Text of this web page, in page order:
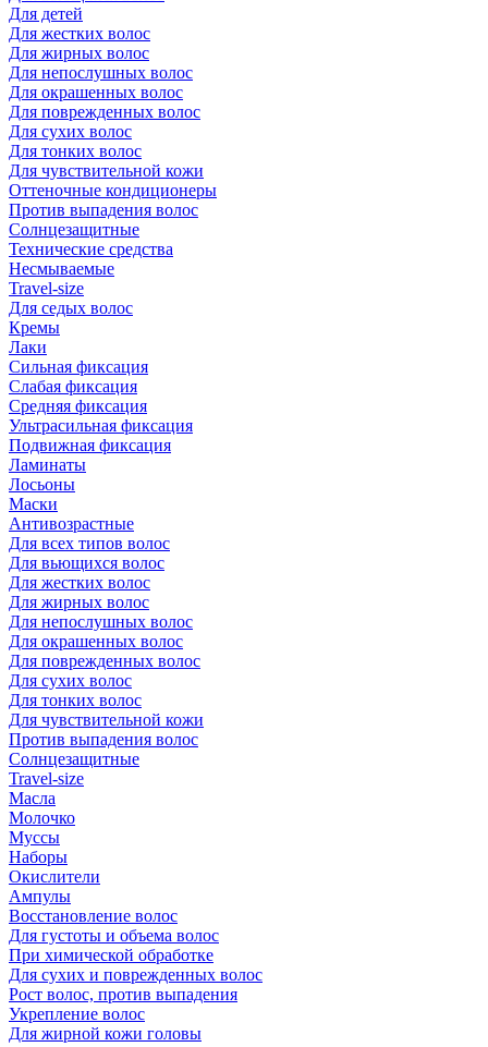
Для детей
Для жестких волос
Для жирных волос
Для непослушных волос
Для окрашенных волос
Для поврежденных волос
Для сухих волос
Для тонких волос
Для чувствительной кожи
Оттеночные кондиционеры
Против выпадения волос
Солнцезащитные
Технические средства
Несмываемые
Travel-size
Для седых волос
Кремы
Лаки
Сильная фиксация
Слабая фиксация
Средняя фиксация
Ультрасильная фиксация
Подвижная фиксация
Ламинаты
Лосьоны
Маски
Антивозрастные
Для всех типов волос
Для вьющихся волос
Для жестких волос
Для жирных волос
Для непослушных волос
Для окрашенных волос
Для поврежденных волос
Для сухих волос
Для тонких волос
Для чувствительной кожи
Против выпадения волос
Солнцезащитные
Travel-size
Масла
Молочко
Муссы
Наборы
Окислители
Ампулы
Восстановление волос
Для густоты и объема волос
При химической обработке
Для сухих и поврежденных волос
Рост волос, против выпадения
Укрепление волос
Для жирной кожи головы